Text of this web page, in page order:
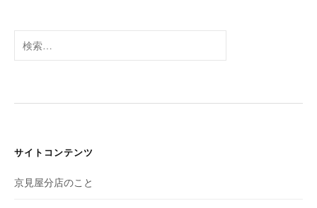
ブ
索:
サイトコンテンツ
京見屋分店のこと